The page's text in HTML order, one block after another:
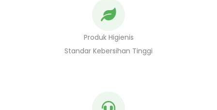
Produk Higienis
Standar Kebersihan Tinggi